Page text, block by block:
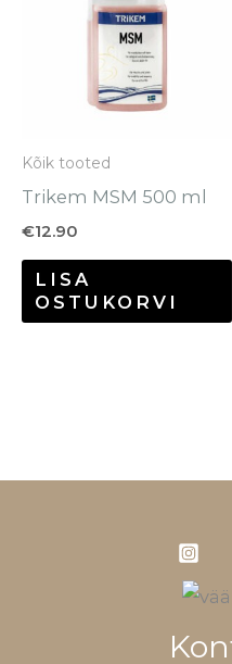
Kõik tooted
Trikem MSM 500 ml
€12.90
LISA
OSTUKORVI